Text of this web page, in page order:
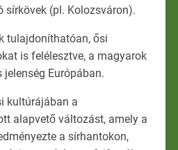
sírkövek (pl. Kolozsváron).
tulajdoníthatóan, ősi
is felélesztve, a magyarok
Európában.
kultúrájában a
alapvető változást, amely a
a sírhantokon,